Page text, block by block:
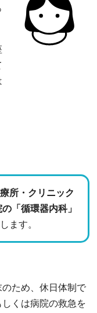
所・クリニック
「循環器内科」
ます。
ため、休日体制で
くは病院の救急を